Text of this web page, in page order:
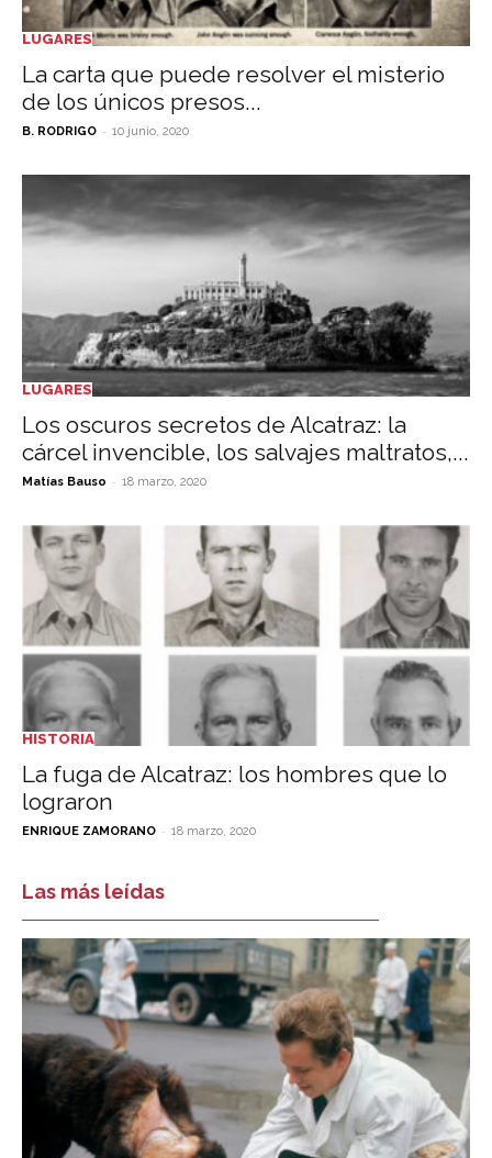
LUGARES
La carta que puede resolver el misterio
de los únicos presos...
B. RODRIGO - 10 junio, 2020
LUGARES
Los oscuros secretos de Alcatraz: la
cárcel invencible, los salvajes maltratos,...
Matías Bauso - 18 marzo, 2020
HISTORIA
La fuga de Alcatraz: los hombres que lo
lograron
ENRIQUE ZAMORANO - 18 marzo, 2020
Las más leídas